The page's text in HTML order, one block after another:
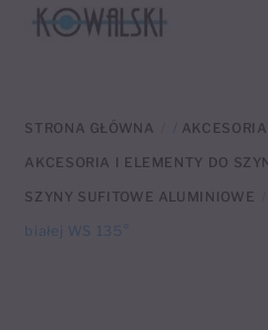
STRONA GŁÓWNA /
AKCESORIA I ELEMENTY DO
SZYNY SUFITOWE ALUMINIOWE
białej WS 135°